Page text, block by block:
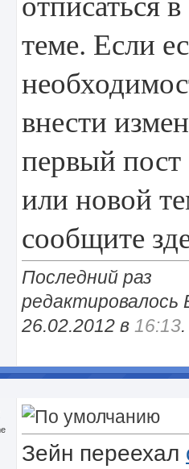
теме. Если
внести
первый пост
или новой
сообщите
Последний раз
редактировалось
26.02.2012 в 16:13.
Зейн переехал